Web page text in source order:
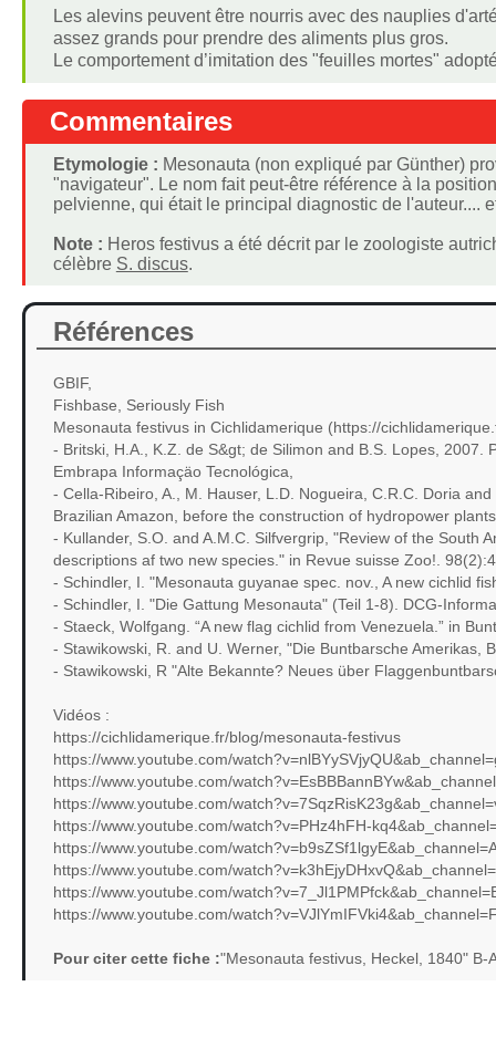
Les alevins peuvent être nourris avec des nauplies
assez grands pour prendre des aliments plus gros.
Le comportement d’imitation des "feuilles mortes"
Commentaires
Etymologie : Mesonauta (non expliqué par Günther)
"navigateur". Le nom fait peut-être référence à la
pelvienne, qui était le principal diagnostic de l'auteur....
Note : Heros festivus a été décrit par le zoologiste
célèbre S. discus.
Références
GBIF,
Fishbase, Seriously Fish
Mesonauta festivus in Cichlidamerique (https://
- Britski, H.A., K.Z. de S&gt; de Silimon and B.S. Lopes,
Embrapa Informaçäo Tecnológica,
- Cella-Ribeiro, A., M. Hauser, L.D. Nogueira, C.R.C. Doria
Brazilian Amazon, before the construction of hydropower
- Kullander, S.O. and A.M.C. Silfvergrip, "Review of the South
descriptions af two new species." in Revue suisse Zoo!.
- Schindler, I. "Mesonauta guyanae spec. nov., A new cichlid
- Schindler, I. "Die Gattung Mesonauta" (Teil 1-8). DCG-
- Staeck, Wolfgang. “A new flag cichlid from Venezuela.” in
- Stawikowski, R. and U. Werner, "Die Buntbarsche Amerikas,
- Stawikowski, R "Alte Bekannte? Neues über
Vidéos :
https://cichlidamerique.fr/blog/mesonauta-festivus
https://www.youtube.com/
https://www.youtube.com/
https://www.youtube.com/
https://www.youtube.com/watch?v=PHz4hFH-
https://www.youtube.com/
https://www.youtube.com/
https://www.youtube.com/
https://www.youtube.com/
Pour citer cette fiche :"Mesonauta festivus, Heckel, 1840" B-